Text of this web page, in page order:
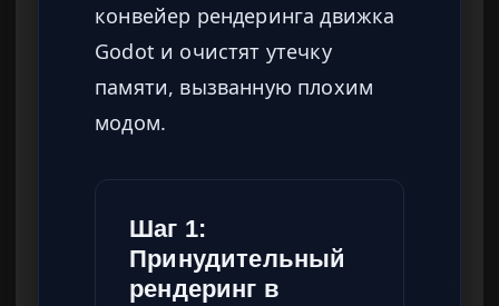
конвейер рендеринга движка
Godot и очистят утечку
памяти, вызванную плохим
модом.
Шаг 1:
Принудительный
рендеринг в